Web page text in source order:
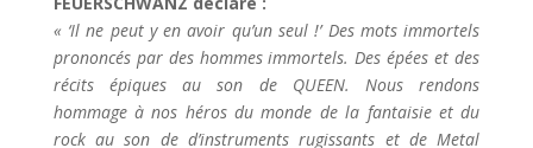
« ‘Il ne peut y en avoir qu’un seul !’ Des mots immortels
prononcés par des hommes immortels. Des épées et des
récits épiques au son de QUEEN. Nous rendons
hommage à nos héros du monde de la fantaisie et du
rock au son de d’instruments rugissants et de Metal